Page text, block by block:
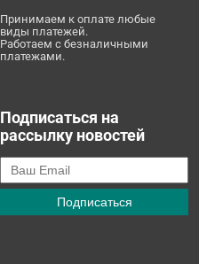
Принимаем к оплате любые
виды платежей.
Работаем с безналичными
платежами.
Подписаться на
рассылку новостей